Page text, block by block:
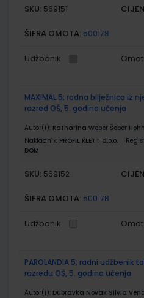
SKU: 569151
ŠIFRA OMOTA: 500178
Udžbenik Omot
MAXIMAL 5; radna bilježnica iz
razred OŠ, 5. godina učenja
Autor(i): Katharina Weber Šober
Nakladnik: PROFIL KLETT d.o.o.
DOM
SKU: 569152
ŠIFRA OMOTA: 500178
Udžbenik Omot
PAROLANDIA 5; radni udžbenik
razredu OŠ, 5. godina učenja
Autor(i): Dubravka Novak Silvia